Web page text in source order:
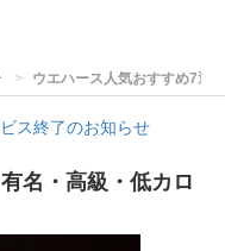
ウエハース人気おすすめ7選
ス終了のお知らせ
名・高級・低カロ